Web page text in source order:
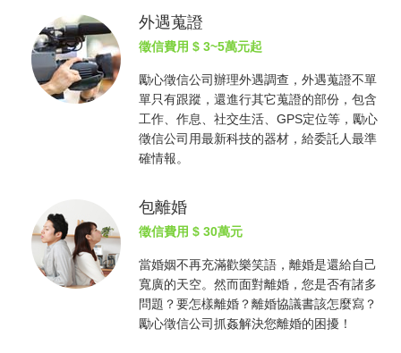
外遇蒐證
徵信費用 $ 3~5萬元起
勵心徵信公司辦理外遇調查，外遇蒐證不單
單只有跟蹤，還進行其它蒐證的部份，包含
工作、作息、社交生活、GPS定位等，勵心
徵信公司 用最新科技的器材，給委託人最準
確情報。
包離婚
徵信費用 $ 30萬元
當婚姻不再充滿歡樂笑語，離婚是還給自己
寬廣的天空。然而面對離婚，您是否有諸多
問題？要怎樣離婚？離婚協議書該怎麼寫？
勵心徵信公司抓姦解決您離婚的困擾！